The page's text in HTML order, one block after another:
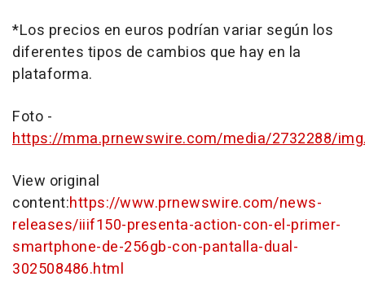
*Los precios en euros podrían variar según los
diferentes tipos de cambios que hay en la
plataforma.
Foto -
https://mma.prnewswire.com/media/2732288/
View original
content:https://www.prnewswire.com/news-
releases/iiif150-presenta-action-con-el-primer-
smartphone-de-256gb-con-pantalla-dual-
302508486.html